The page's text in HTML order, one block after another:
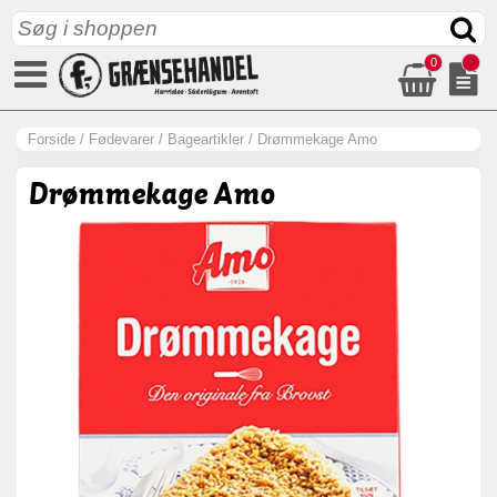
0
Forside / Fødevarer / Bageartikler / Drømmekage Amo
Drømmekage Amo